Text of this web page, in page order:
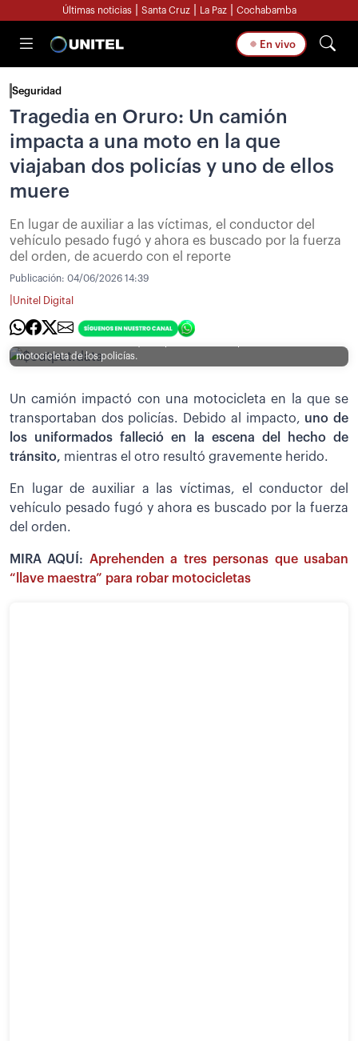
Últimas noticias Santa Cruz La Paz Cochabamba
En vivo
Seguridad
Tragedia en Oruro: Un camión
impacta a una moto en la que
viajaban dos policías y uno de ellos
muere
En lugar de auxiliar a las víctimas, el conductor del
vehículo pesado fugó y ahora es buscado por la fuerza
del orden, de acuerdo con el reporte
Publicación: 04/06/2026 14:39
Unitel Digital
motocicleta de los policías.
Un camión impactó con una motocicleta en la que se
transportaban dos policías. Debido al impacto, uno de
los uniformados falleció en la escena del hecho de
tránsito, mientras el otro resultó gravemente herido.
En lugar de auxiliar a las víctimas, el conductor del
vehículo pesado fugó y ahora es buscado por la fuerza
del orden.
MIRA AQUÍ: Aprehenden a tres personas que usaban
“llave maestra” para robar motocicletas